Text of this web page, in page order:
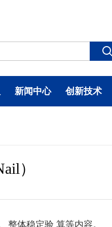
新闻中心 创新技术
）
整体稳定验 算等内容。